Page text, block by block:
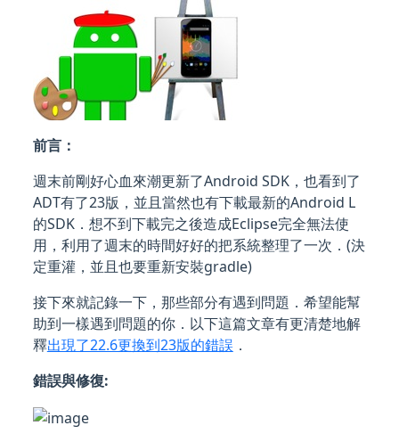
前言：
週末前剛好心血來潮更新了Android SDK，也看到了
ADT有了23版，並且當然也有下載最新的Android L
的SDK．想不到下載完之後造成Eclipse完全無法使
用，利用了週末的時間好好的把系統整理了一次．(決
定重灌，並且也要重新安裝gradle)
接下來就記錄一下，那些部分有遇到問題．希望能幫
助到一樣遇到問題的你．以下這篇文章有更清楚地解
釋出現了22.6更換到23版的錯誤 ．
錯誤與修復: